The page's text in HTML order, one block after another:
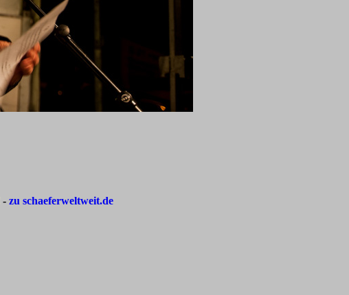
- zu schaeferweltweit.de